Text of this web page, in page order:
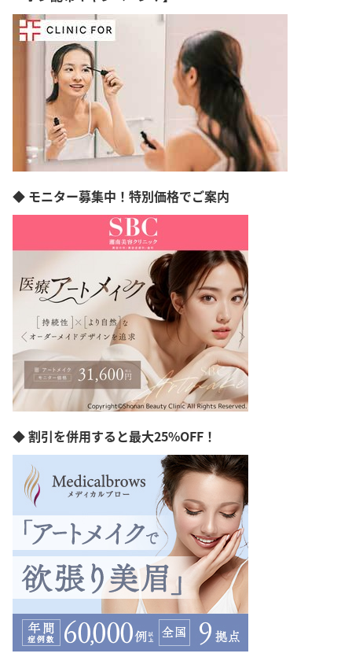
◆ モニター募集中！特別価格でご案内
◆ 割引を併用すると最大25%OFF！